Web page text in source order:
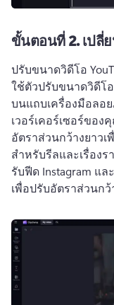
ขั้นตอนที่ 2.เปลี่
ปรับขนาดวิดีโอ
ใช้ตัวปรับขนาดวิดีโ
บนแถบเครื่องมือลอ
เวอร์เคอร์เซอร์ขอ
อัตราส่วนกว้างยาวเ
สําหรับรีลและเรื่องร
รับฟีด Instagram แ
เพื่อปรับอัตราส่วนก